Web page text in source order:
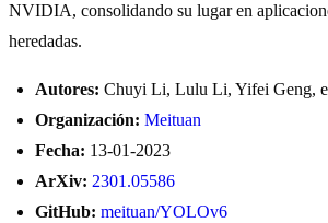
NVIDIA, consolidando su lugar en
heredadas.
Autores: Chuyi Li, Lulu Li, Yifei Geng,
Organización: Meituan
Fecha: 13-01-2023
ArXiv: 2301.05586
GitHub: meituan/YOLOv6